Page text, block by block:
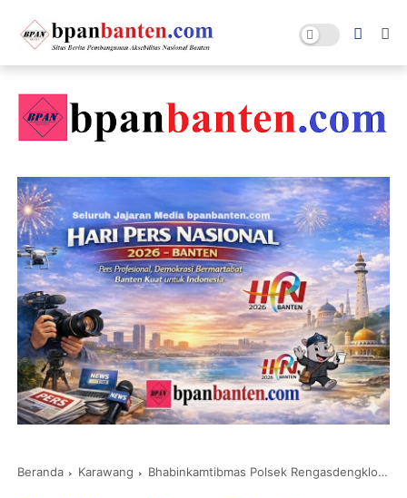
Beranda Karawang Bhabinkamtibmas Polsek Rengasdengklok, Hadiri Rapat Minggon Rutin Desa Jayamakmur